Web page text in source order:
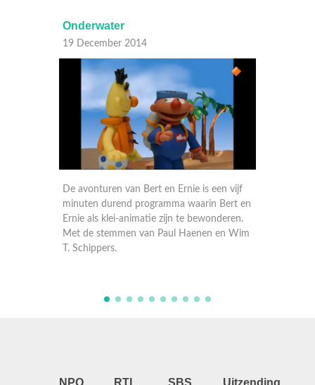
Piraten
18 December 2014
De avonturen van Bert en Ernie is een vijf
minuten durend programma waarin Bert en
Ernie als klei-animatie zijn te bewonderen.
Met de stemmen van Paul Haenen en Wim